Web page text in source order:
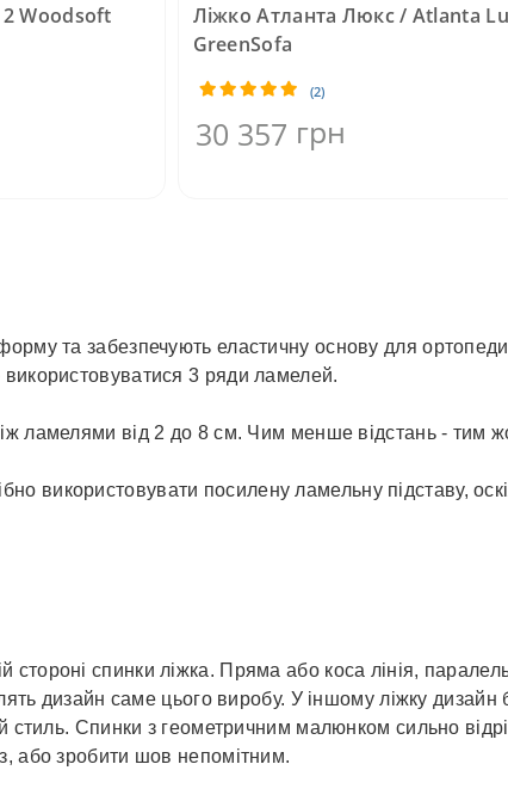
Woodsoft
Ліжко Атланта Люкс / Atlanta
GreenSofa
(2)
30 357 грн
та забезпечують еластичну основу для
3 ряди ламелей.
ламелями від 2 до 8 см. Чим менше відстань - тим
використовувати посилену ламельну підставу,
спинки ліжка. Пряма або коса лінія,
дизайн саме цього виробу. У іншому ліжку
стиль. Спинки з геометричним малюнком сильно
або зробити шов непомітним.